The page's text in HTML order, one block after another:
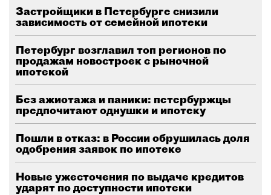
Застройщики в Петербурге снизили
зависимость от семейной ипотеки
Петербург возглавил топ регионов по
продажам новостроек с рыночной
ипотекой
Без ажиотажа и паники: петербуржцы
предпочитают однушки и ипотеку
Пошли в отказ: в России обрушилась доля
одобрения заявок по ипотеке
Новые ужесточения по выдаче кредитов
ударят по доступности ипотеки